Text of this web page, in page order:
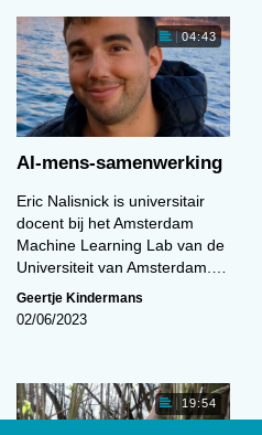
04:43
AI-mens-samenwerking
Eric Nalisnick is universitair
docent bij het Amsterdam
Machine Learning Lab van de
Universiteit van Amsterdam.…
Geertje Kindermans
02/06/2023
19:54